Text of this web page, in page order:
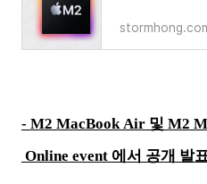
- M2 MacBook Air 및 M2
Online event 에서 공개 발